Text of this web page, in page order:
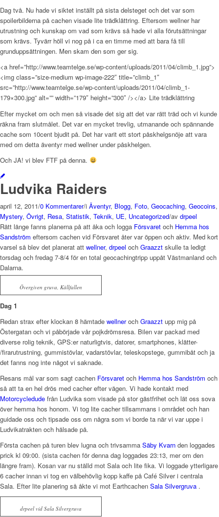
Dag två. Nu hade vi siktet inställt på sista delsteget och det var som
spoilerbilderna på cachen visade lite trädklättring. Eftersom wellner har
utrustning och kunskap om vad som krävs så hade vi alla förutsättningar
som krävs. Tyvärr höll vi nog på i ca en timme med att bara få till
grunduppsättningen. Men skam den som ger sig.
<a href=”http://www.teamtelge.se/wp-content/uploads/2011/04/climb_1.jpg”>
<img class=”size-medium wp-image-222″ title=”climb_1″
src=”http://www.teamtelge.se/wp-content/uploads/2011/04/climb_1-
179×300.jpg” alt=”” width=”179″ height=”300″ /></a> Lite trädklättring
Efter mycket om och men så visade det sig att det var rätt träd och vi kunde
räkna fram slutmålet. Det var en mycket trevlig, utmanande och spännande
cache som 10cent bjudit på. Det har varit ett stort påskhelgsnöje att vara
med om detta äventyr med wellner under påskhelgen.
Och JA! vi blev FTF på denna.
Ludvika Raiders
april 12, 2011/0 Kommentarer/i Äventyr, Blogg, Foto, Geocaching, Geocoins,
Mystery, Övrigt, Resa, Statistik, Teknik, UE, Uncategorized/av drpeel
Rätt länge fanns planerna på att åka och logga Försvaret och Hemma hos
Sandström eftersom cachen vid Försvaret åter var öppen och aktiv. Med kort
varsel så blev det planerat att wellner, drpeel och Graazzt skulle ta ledigt
torsdag och fredag 7-8/4 för en total geocachingtripp uppåt Västmanland och
Dalarna.
Övergiven gruva, Källfallen
Dag 1
Redan strax efter klockan 8 hämtade wellneroch Graazzt upp mig på
Östergatan och vi påbörjade vår pojkdrömsresa. Bilen var packad med
diverse rolig teknik, GPS:er naturligtvis, datorer, smartphones, klätter-
/firarutrustning, gummistövlar, vadarstövlar, teleskopstege, gummibåt och ja
det fanns nog inte något vi saknade.
Resans mål var som sagt cachen Försvaret och Hemma hos Sandström och
så att ta en hel drös med cacher efter vägen. Vi hade kontakt med
Motorcycledude från Ludvika som visade på stor gästfrihet och lät oss sova
över hemma hos honom. Vi tog lite cacher tillsammans i området och han
guidade oss och tipsade oss om några som vi borde ta när vi var uppe i
Ludvikatrakten och hälsade på.
Första cachen på turen blev lugna och trivsamma Säby Kvarn den loggades
prick kl 09:00. (sista cachen för denna dag loggades 23:13, mer om den
längre fram). Kosan var nu ställd mot Sala och lite fika. Vi loggade ytterligare
6 cacher innan vi tog en välbehövlig kopp kaffe på Café Silver i centrala
Sala. Efter lite planering så åkte vi mot Earthcachen Sala Silvergruva .
drpeel vid Sala Silvergruva